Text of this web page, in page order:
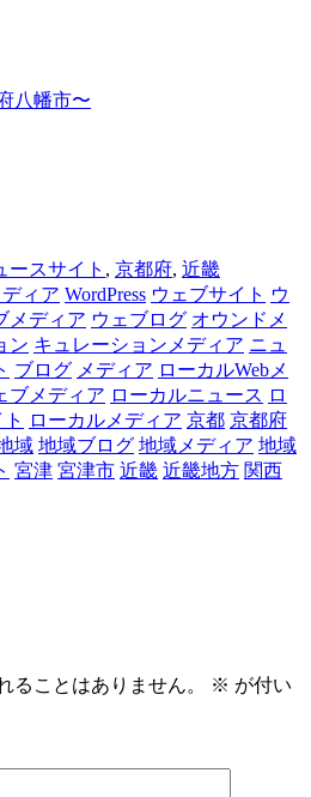
八幡市〜
ースサイト , 京都府, 近畿
ィア WordPress ウェブサイト ウ
メディア ウェブログ オウンドメ
ン キュレーションメディア ニュ
ブログ メディア ローカルWebメ
ブメディア ローカルニュース ロ
ローカルメディア 京都 京都府
域 地域ブログ 地域メディア 地域
宮津 宮津市 近畿 近畿地方 関西
ることはありません。 ※ が付い